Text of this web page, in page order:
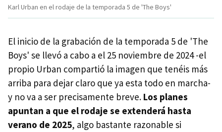
Karl Urban en el rodaje de la temporada 5 de 'The Boys'
El inicio de la grabación de la temporada 5 de 'The
Boys' se llevó a cabo a el 25 noviembre de 2024 -el
propio Urban compartió la imagen que tenéis más
arriba para dejar claro que ya esta todo en marcha-
y no va a ser precisamente breve. Los planes
apuntan a que el rodaje se extenderá hasta
verano de 2025, algo bastante razonable si